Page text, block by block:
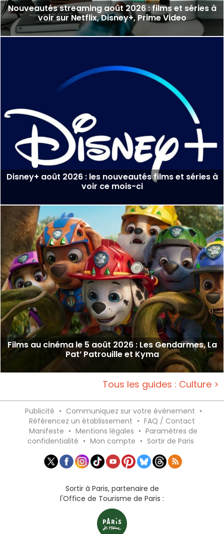
Nouveautés streaming août 2026 : films et séries à
voir sur Netflix, Disney+, Prime Video
Disney+ août 2026 : les nouveautés films et séries à
voir ce mois-ci
Films au cinéma le 5 août 2026 : Les Gendarmes, La
Pat’ Patrouille et Kyma
Tous les guides : Culture >
Publicité • Communiquez sur votre événement •
Référencez un établissement • FAQ / Contact
Manifeste • Mentions légales • Paramètres de
confidentialité • Mon compte • Sortir de Paris
Sortir à Paris, partenaire de
l'Office de Tourisme de Paris :